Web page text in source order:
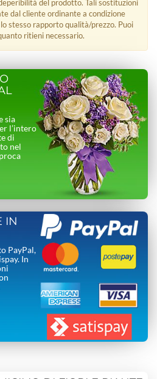
del prodotto. Tali sostituzioni
dal cliente ordinante a condizione
stesso rapporto qualità/prezzo. Puoi
ritieni necessario.
sia
l’intero
di
nel
IN
PayPal,
In